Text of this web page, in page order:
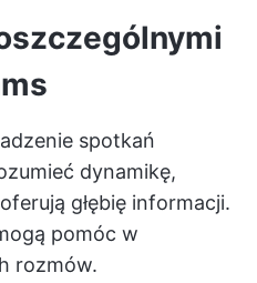
spotkań
dynamikę,
głębię informacji.
pomóc w
rozmów.